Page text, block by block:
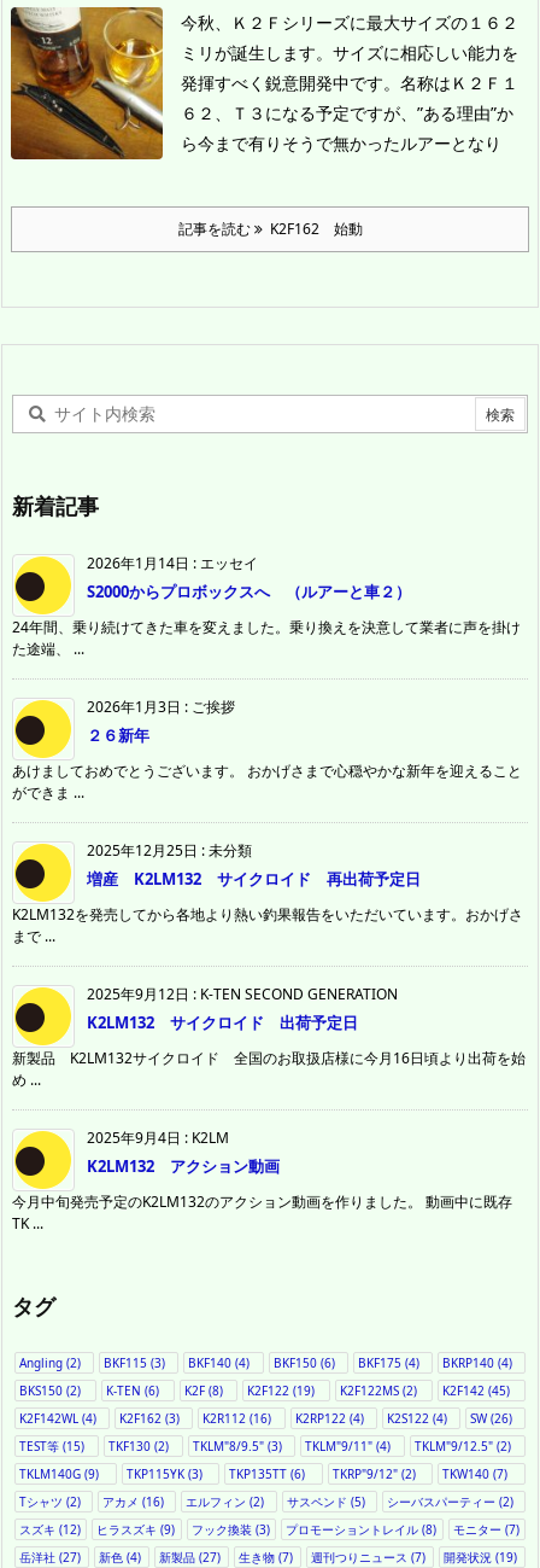
今秋、Ｋ２Ｆシリーズに最大サイズの１６２
ミリが誕生します。 サイズに相応しい能力を
発揮すべく鋭意開発中です。 名称はＫ２Ｆ１
６２、Ｔ３になる予定ですが、”ある理由”か
ら今まで有りそうで無かったルアーとなり
記事を読む K2F162 始動
新着記事
2026年1月14日 :エッセイ
S2000からプロボックスへ （ルアーと車２）
24年間、乗り続けてきた車を変えました。乗り換えを決意して業者に声を掛け
た途端、 ...
2026年1月3日 : ご挨拶
２６新年
あけましておめでとうございます。 おかげさまで心穏やかな新年を迎えること
ができま ...
2025年12月25日 :未分類
増産 K2LM132 サイクロイド 再出荷予定日
K2LM132を発売してから各地より熱い釣果報告をいただいています。おかげさ
まで ...
2025年9月12日 : K-TEN SECOND GENERATION
K2LM132 サイクロイド 出荷予定日
新製品 K2LM132サイクロイド 全国のお取扱店様に今月16日頃より出荷を始
め ...
2025年9月4日 : K2LM
K2LM132 アクション動画
今月中旬発売予定のK2LM132のアクション動画を作りました。 動画中に既存
TK ...
タグ
Angling (2) BKF115 (3) BKF140 (4) BKF150(6) BKF175(4) BKRP140(4)
BKS150 (2) K-TEN (6) K2F(8) K2F122 (19) K2F122MS (2) K2F142 (45)
K2F142WL (4) K2F162 (3) K2R112 (16) K2RP122(4) K2S122(4) SW(26)
TEST等 (15) TKF130(2) TKLM"8/9.5"(3) TKLM"9/11" (4) TKLM"9/12.5" (2)
TKLM140G (9) TKP115YK(3) TKP135TT (6) TKRP"9/12"(2) TKW140 (7)
Tシャツ (2) アカメ (16) エルフィン (2) サスペンド (5) シーバスパーティー (2)
スズキ (12) ヒラスズキ (9) フック換装(3) プロモーショントレイル (8) モニター (7)
岳洋社 (27) 新色 (4) 新製品 (27) 生き物 (7) 週刊つりニュース (7) 開発状況 (19)